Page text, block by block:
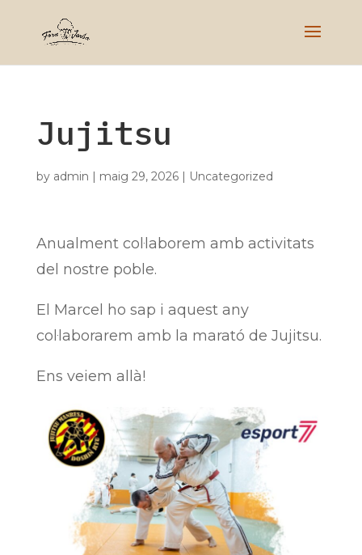
Jujitsu
by admin | maig 29, 2026| Uncategorized
Anualment col·laborem amb activitats
del nostre poble.
El Marcel ho sap i aquest any
col·laborarem amb la marató de Jujitsu.
Ens veiem allà!